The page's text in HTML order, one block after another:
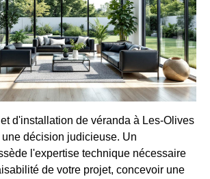
d'installation de véranda à Les-Olives
décision judicieuse. Un
l'expertise technique nécessaire
de votre projet, concevoir une